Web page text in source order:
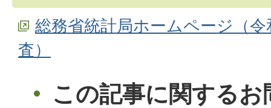
総務省統計局ホームページ（
査）
この記事に関する